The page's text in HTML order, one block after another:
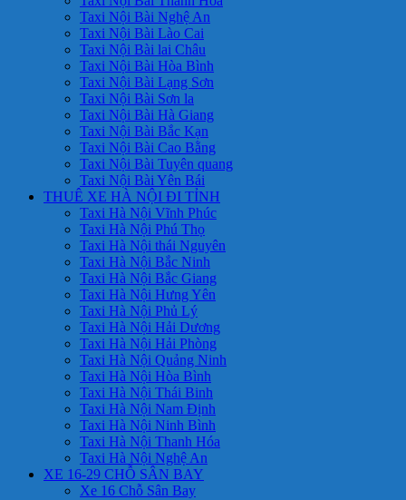
Taxi Nội Bài Nghệ An
Taxi Nội Bài Lào Cai
Taxi Nội Bài lai Châu
Taxi Nội Bài Hòa Bình
Taxi Nội Bài Lạng Sơn
Taxi Nội Bài Sơn la
Taxi Nội Bài Hà Giang
Taxi Nội Bài Bắc Kạn
Taxi Nội Bài Cao Bằng
Taxi Nội Bài Tuyên quang
Taxi Nội Bài Yên Bái
THUÊ XE HÀ NỘI ĐI TỈNH
Taxi Hà Nội Vĩnh Phúc
Taxi Hà Nội Phú Thọ
Taxi Hà Nội thái Nguyên
Taxi Hà Nội Bắc Ninh
Taxi Hà Nội Bắc Giang
Taxi Hà Nội Hưng Yên
Taxi Hà Nội Phủ Lý
Taxi Hà Nội Hải Dương
Taxi Hà Nội Hải Phòng
Taxi Hà Nội Quảng Ninh
Taxi Hà Nội Hòa Bình
Taxi Hà Nội Thái Binh
Taxi Hà Nội Nam Định
Taxi Hà Nội Ninh Bình
Taxi Hà Nội Thanh Hóa
Taxi Hà Nội Nghệ An
XE 16-29 CHỖ SÂN BAY
Xe 16 Chỗ Sân Bay